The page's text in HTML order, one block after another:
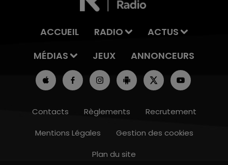
16h00 - 20h00
ACCUEIL RADIO
ACTUS
MÉDIAS
JEUX ANNONCEURS
Contacts Règlements
Recrutement
Mentions Légales
Gestion des cookies
Plan du site